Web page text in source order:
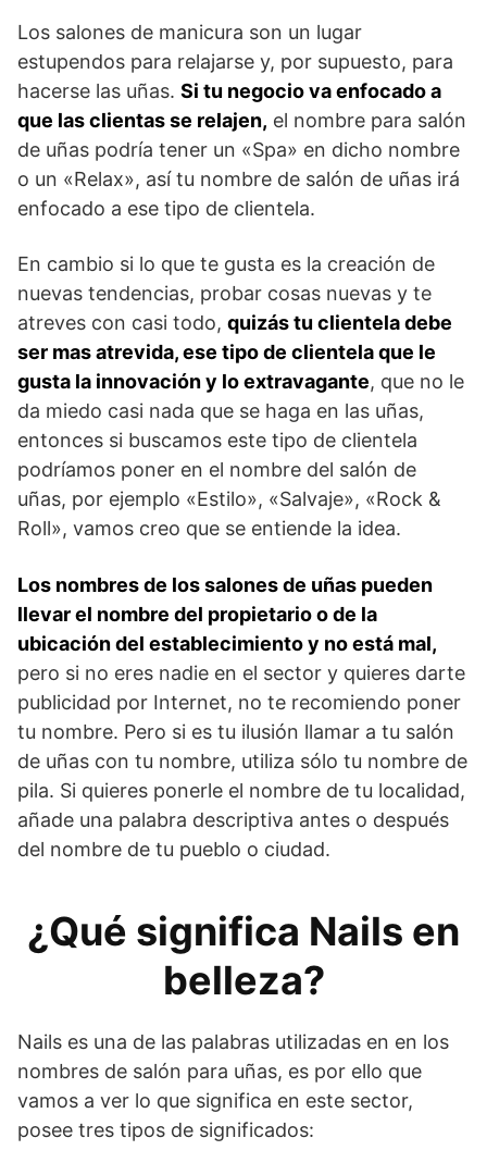
Los salones de manicura son un lugar
estupendos para relajarse y, por supuesto, para
hacerse las uñas. Si tu negocio va enfocado a
que las clientas se relajen, el nombre para salón
de uñas podría tener un «Spa» en dicho nombre
o un «Relax», así tu nombre de salón de uñas irá
enfocado a ese tipo de clientela.
En cambio si lo que te gusta es la creación de
nuevas tendencias, probar cosas nuevas y te
atreves con casi todo, quizás tu clientela debe
ser mas atrevida, ese tipo de clientela que le
gusta la innovación y lo extravagante, que no le
da miedo casi nada que se haga en las uñas,
entonces si buscamos este tipo de clientela
podríamos poner en el nombre del salón de
uñas, por ejemplo «Estilo», «Salvaje», «Rock &
Roll», vamos creo que se entiende la idea.
Los nombres de los salones de uñas pueden
llevar el nombre del propietario o de la
ubicación del establecimiento y no está mal,
pero si no eres nadie en el sector y quieres darte
publicidad por Internet, no te recomiendo poner
tu nombre. Pero si es tu ilusión llamar a tu salón
de uñas con tu nombre, utiliza sólo tu nombre de
pila. Si quieres ponerle el nombre de tu localidad,
añade una palabra descriptiva antes o después
del nombre de tu pueblo o ciudad.
¿Qué significa Nails en
belleza?
Nails es una de las palabras utilizadas en en los
nombres de salón para uñas, es por ello que
vamos a ver lo que significa en este sector,
posee tres tipos de significados: